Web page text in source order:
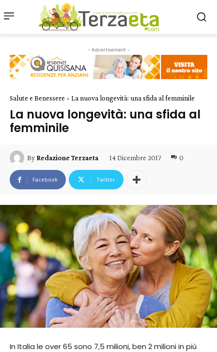
- Advertisement -
Salute e Benessere La nuova longevità: una sfida al femminile
La nuova longevità: una sfida al
femminile
By Redazione Terzaeta 14 Dicembre 2017 0
Facebook Twitter
In Italia le over 65 sono 7,5 milioni, ben 2 milioni in più